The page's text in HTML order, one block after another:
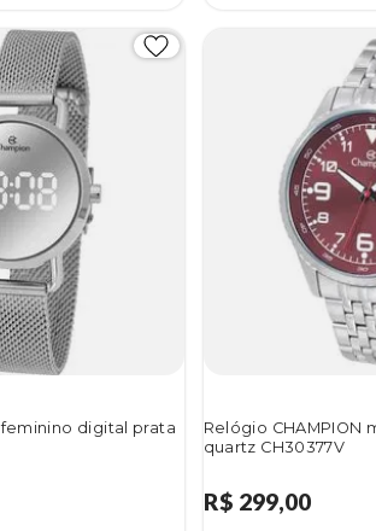
feminino digital prata
Relógio CHAMPION
quartz CH30377V
R$ 299,00